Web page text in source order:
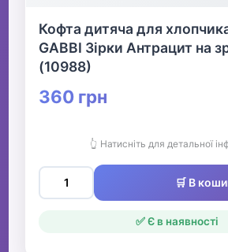
Кофта дитяча для
GABBI Зірки Антрацит на
(10988)
360 грн
👆 Натисніть для детальної
🛒 В
✅ Є в наявності